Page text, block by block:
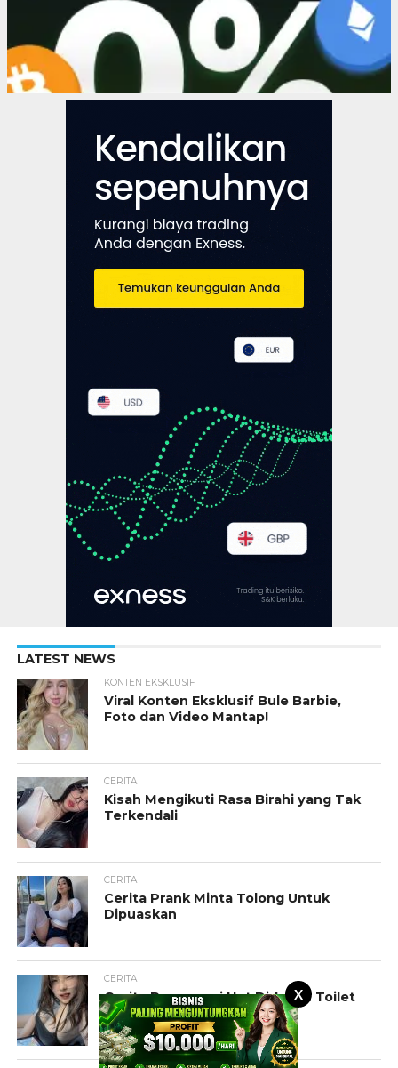
X
LATEST NEWS
KONTEN EKSKLUSIF
Viral Konten Eksklusif Bule Barbie,
Foto dan Video Mantap!
CERITA
Kisah Mengikuti Rasa Birahi yang Tak
Terkendali
CERITA
Cerita Prank Minta Tolong Untuk
Dipuaskan
CERITA
Cerita Pramugari Hot Didalam Toilet
Pesawat